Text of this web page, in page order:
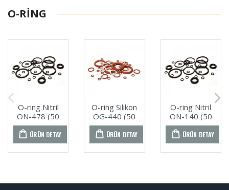
O-RING
O-ring Nitril
ON-478 (50
ADET)
ÜRÜN DETAY
O-ring Silikon
OG-440 (50
ADET)
ÜRÜN DETAY
O-ring Nitril
ON-140 (50
ADET)
ÜRÜN DETAY